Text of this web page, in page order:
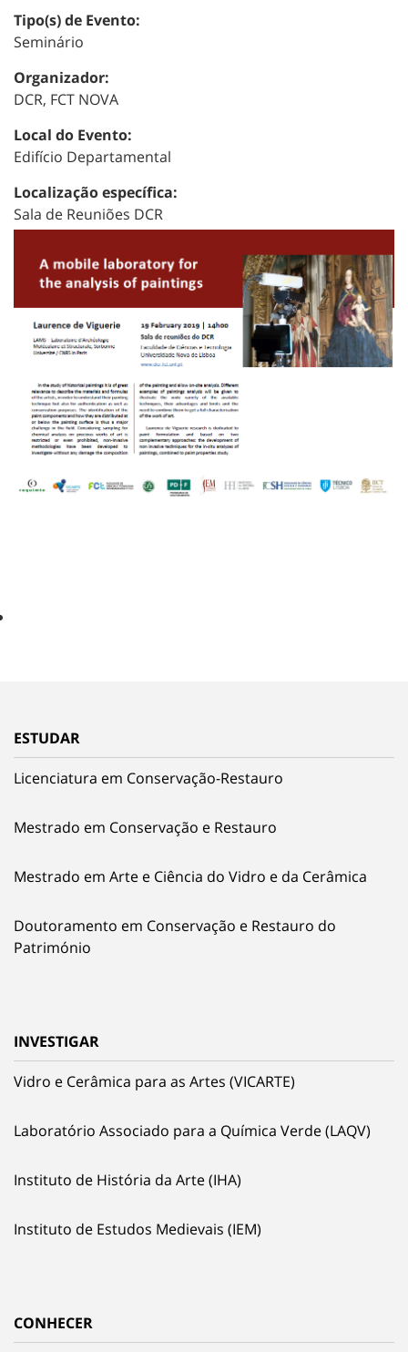
Tipo(s) de Evento:
Seminário
Organizador:
DCR, FCT NOVA
Local do Evento:
Edifício Departamental
Localização específica:
Sala de Reuniões DCR
ESTUDAR
Licenciatura em Conservação-Restauro
Mestrado em Conservação e Restauro
Mestrado em Arte e Ciência do Vidro e da Cerâmica
Doutoramento em Conservação e Restauro do
Património
INVESTIGAR
Vidro e Cerâmica para as Artes (VICARTE)
Laboratório Associado para a Química Verde (LAQV)
Instituto de História da Arte (IHA)
Instituto de Estudos Medievais (IEM)
CONHECER